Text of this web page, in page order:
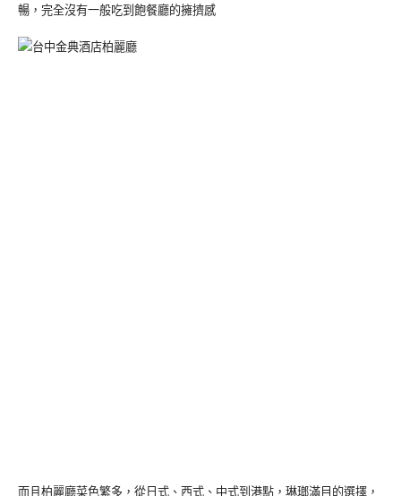
暢，完全沒有一般吃到飽餐廳的擁擠感
而且柏麗廳菜色繁多，從日式、西式、中式到港點，琳瑯滿目的選擇，